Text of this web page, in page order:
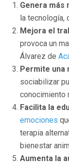
Genera más
la tecnología,
Mejora el
provoca un
Álvarez de
Permite una
sociabilizar
conocimiento
Facilita la
emociones
terapia
bienestar
Aumenta la